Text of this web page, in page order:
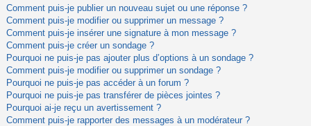
Comment puis-je publier un nouveau sujet ou une réponse ?
Comment puis-je modifier ou supprimer un message ?
Comment puis-je insérer une signature à mon message ?
Comment puis-je créer un sondage ?
Pourquoi ne puis-je pas ajouter plus d’options à un sondage ?
Comment puis-je modifier ou supprimer un sondage ?
Pourquoi ne puis-je pas accéder à un forum ?
Pourquoi ne puis-je pas transférer de pièces jointes ?
Pourquoi ai-je reçu un avertissement ?
Comment puis-je rapporter des messages à un modérateur ?